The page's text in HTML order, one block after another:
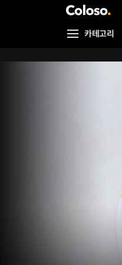
콜로소
Coloso
카테고리